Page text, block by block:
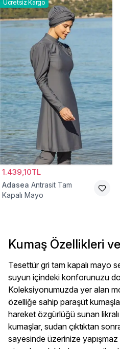
Ücretsiz Kargo
1.439,10TL
Adasea Antrasit Tam
Kapalı Mayo
Kumaş Özellikleri
Tesettür gri tam kapalı mayo
suyun içindeki konforunuzu
Koleksiyonumuzda yer alan
özelliğe sahip paraşüt
hareket özgürlüğü sunan
kumaşlar, sudan çıktıktan
sayesinde üzerinize yapışmaz